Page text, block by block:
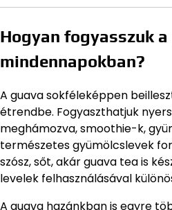
Hogyan fogyasszuk
mindennapokban?
A guava sokféleképpen
étrendbe. Fogyaszthatjuk
meghámozva, smoothie-k,
természetes gyümölcslevek
szósz, sőt, akár guava tea is
levelek felhasználásával
A guava hazánkban is egyre